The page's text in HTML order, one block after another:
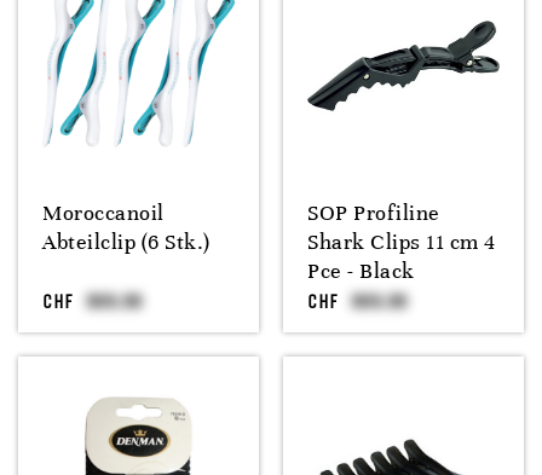
Moroccanoil
Abteilclip (6 Stk.)
CHF
SOP Profiline
Shark Clips 11 cm 4
Pce - Black
CHF